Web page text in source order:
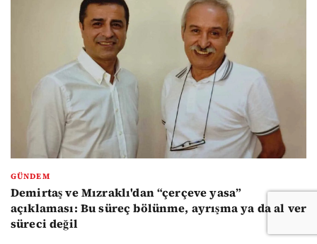
GÜNDEM
Demirtaş ve Mızraklı'dan “çerçeve yasa”
açıklaması: Bu süreç bölünme, ayrışma ya da al ver
süreci değil